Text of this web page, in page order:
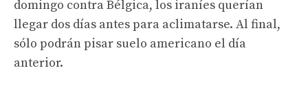
domingo contra Bélgica, los iraníes querían
llegar dos días antes para aclimatarse. Al final,
sólo podrán pisar suelo americano el día
anterior.